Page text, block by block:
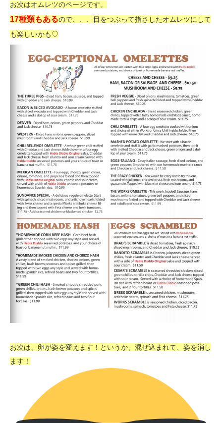
お次はオムレツのページです。
17種類もあるので、、、目をつぶって指さしたオムレツにして
も楽しいかも♡
お次は、卵が姿を変えます！というか、混ぜ込まれて、姿を消し
ます！